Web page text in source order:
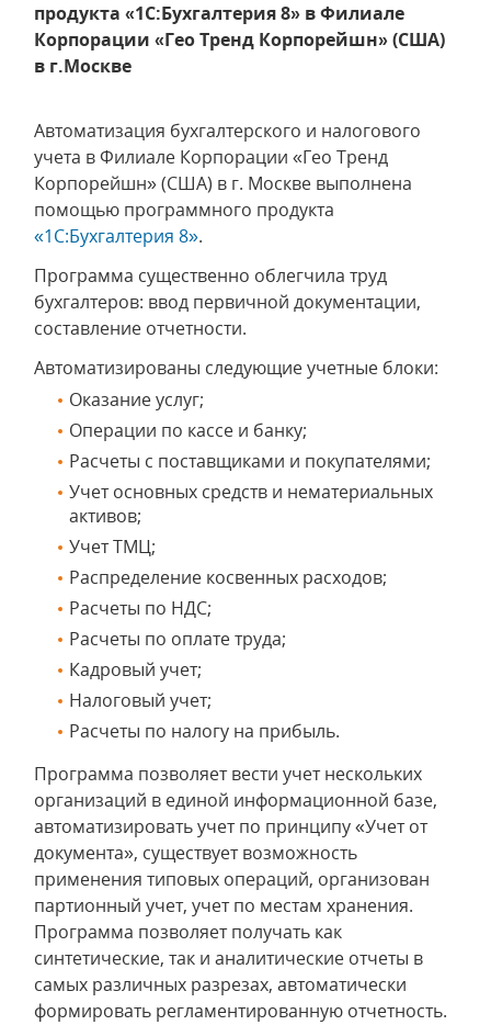
продукта «1С:Бухгалтерия 8» в Филиале
Корпорации «Гео Тренд Корпорейшн» (США)
в г.Москве
Автоматизация бухгалтерского и налогового
учета в Филиале Корпорации «Гео Тренд
Корпорейшн» (США) в г. Москве выполнена
помощью программного продукта
«1С:Бухгалтерия 8».
Программа существенно облегчила труд
бухгалтеров: ввод первичной документации,
составление отчетности.
Автоматизированы следующие учетные блоки:
Оказание услуг;
Операции по кассе и банку;
Расчеты с поставщиками и покупателями;
Учет основных средств и нематериальных
активов;
Учет ТМЦ;
Распределение косвенных расходов;
Расчеты по НДС;
Расчеты по оплате труда;
Кадровый учет;
Налоговый учет;
Расчеты по налогу на прибыль.
Программа позволяет вести учет нескольких
организаций в единой информационной базе,
автоматизировать учет по принципу «Учет от
документа», существует возможность
применения типовых операций, организован
партионный учет, учет по местам хранения.
Программа позволяет получать как
синтетические, так и аналитические отчеты в
самых различных разрезах, автоматически
формировать регламентированную отчетность.